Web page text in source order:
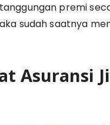
premi
sudah saatnya
Asuransi